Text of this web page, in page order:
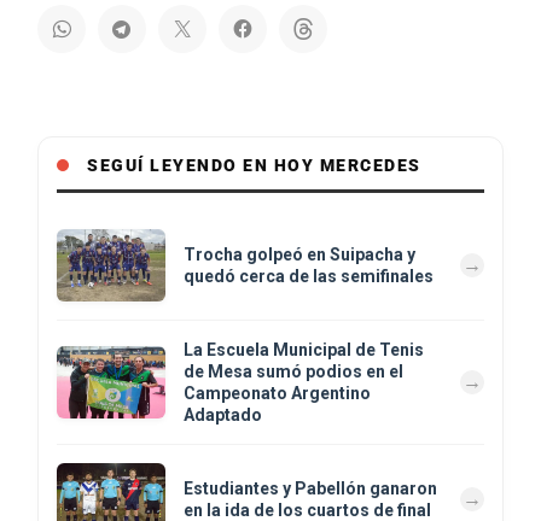
SEGUÍ LEYENDO EN HOY MERCEDES
Trocha golpeó en Suipacha y
quedó cerca de las semifinales
La Escuela Municipal de Tenis
de Mesa sumó podios en el
Campeonato Argentino
Adaptado
Estudiantes y Pabellón ganaron
en la ida de los cuartos de final